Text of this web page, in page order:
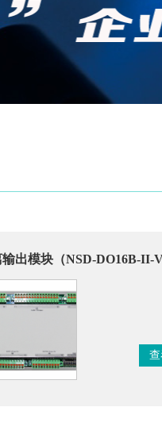
出模块（NSD-DO16B-II-